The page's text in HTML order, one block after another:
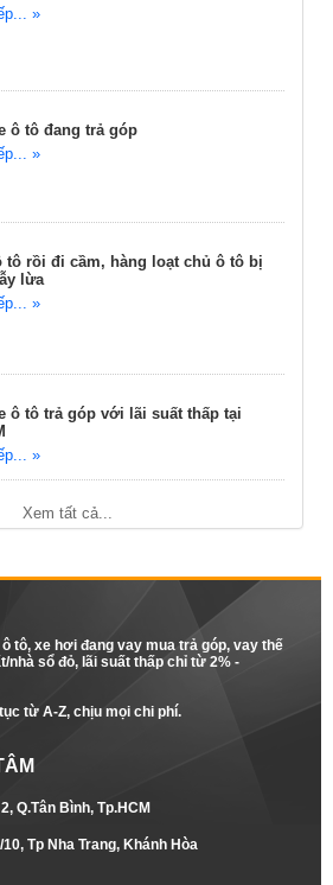
»
ô tô đang trả góp
»
tô rồi đi cầm, hàng loạt chủ ô tô bị
lừa
»
ô tô trả góp với lãi suất thấp tại
»
Xem tất cả...
tô, xe hơi đang vay mua trả góp, vay thế
nhà sổ đỏ, lãi suất thấp chỉ từ 2% -
từ A-Z, chịu mọi chi phí.
Q.Tân Bình, Tp.HCM
Tp Nha Trang, Khánh Hòa